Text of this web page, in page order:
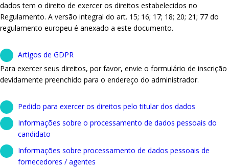
dados tem o direito de exercer os direitos estabelecidos no
Regulamento. A versão integral do art. 15; 16; 17; 18; 20; 21; 77 do
regulamento europeu é anexado a este documento.
Artigos de GDPR
Para exercer seus direitos, por favor, envie o formulário de inscrição
devidamente preenchido para o endereço do administrador.
Pedido para exercer os direitos pelo titular dos dados
Informações sobre o processamento de dados pessoais do
candidato
Informações sobre processamento de dados pessoais de
fornecedores / agentes